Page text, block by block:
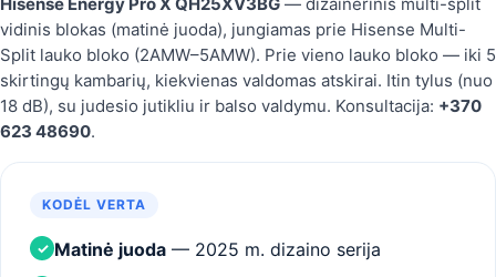
vidinis blokas (matinė juoda), jungiamas prie Hisense Multi-
Split lauko bloko (2AMW–5AMW). Prie vieno lauko bloko — iki 5
skirtingų kambarių, kiekvienas valdomas atskirai. Itin tylus (nuo
18 dB), su judesio jutikliu ir balso valdymu. Konsultacija: +370
623 48690.
KODĖL VERTA
✓ Matinė juoda — 2025 m. dizaino serija